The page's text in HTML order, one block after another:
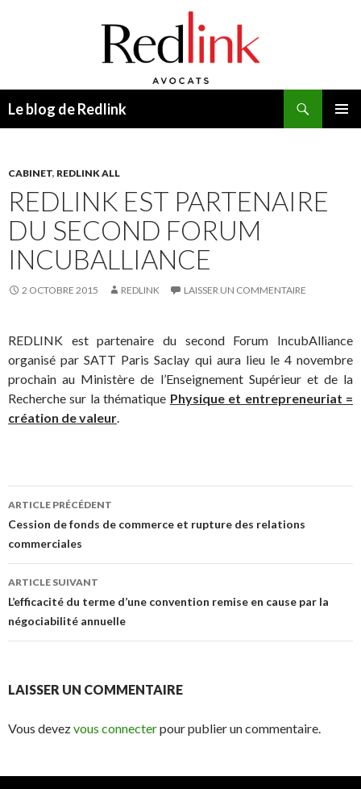
Le blog de Redlink
CABINET, REDLINK ALL
REDLINK EST PARTENAIRE
DU SECOND FORUM
INCUBALLIANCE
2 OCTOBRE 2015 REDLINK LAISSER UN COMMENTAIRE
REDLINK est partenaire du second Forum IncubAlliance
organisé par SATT Paris Saclay qui aura lieu le 4 novembre
prochain au Ministère de l’Enseignement Supérieur et de la
Recherche sur la thématique Physique et entrepreneuriat =
création de valeur.
Navigation
des
articles
ARTICLE PRÉCÉDENT
Cession de fonds de commerce et rupture des relations
commerciales
ARTICLE SUIVANT
L’efficacité du terme d’une convention remise en cause par la
négociabilité annuelle
LAISSER UN COMMENTAIRE
Vous devezvous connecterpour publier un commentaire.